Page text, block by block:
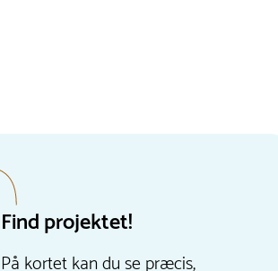
Find projektet!
På kortet kan du se præcis,